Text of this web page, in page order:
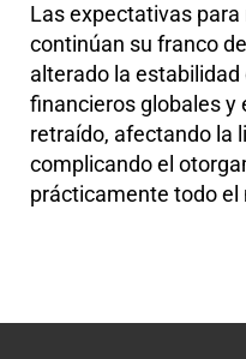
Las expectativas
continúan su franco
alterado la
financieros globales y
retraído, afectando la
complicando el
prácticamente todo el